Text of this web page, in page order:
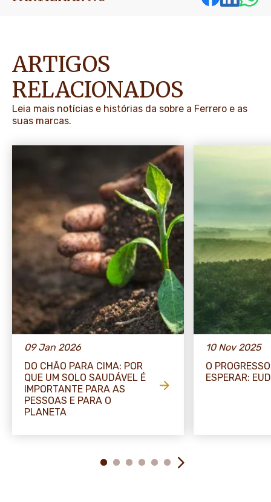
ARTIGOS
RELACIONADOS
Leia mais notícias e histórias da sobre a Ferrero e as
suas marcas.
09 Jan 2026
DO CHÃO PARA CIMA: POR
QUE UM SOLO SAUDÁVEL É
IMPORTANTE PARA AS
PESSOAS E PARA O
PLANETA
10 Nov 2025
O
ESPERAR: